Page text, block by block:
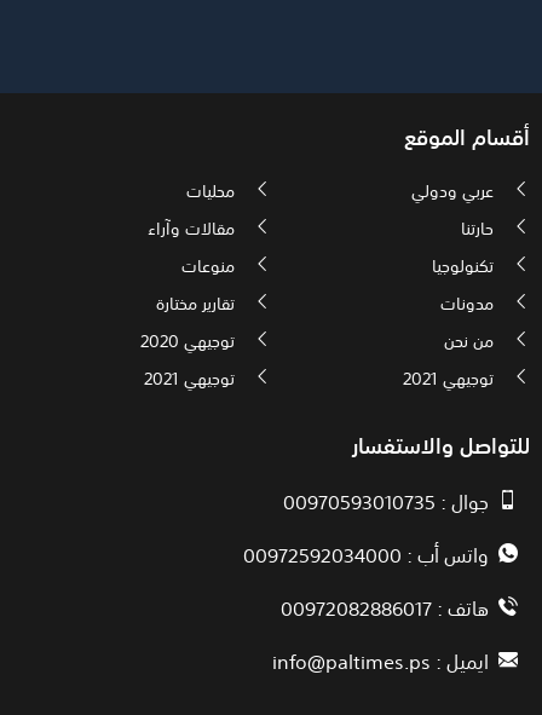
أقسام الموقع
عربي ودولي
محليات
حارتنا
مقالات وآراء
تكنولوجيا
منوعات
مدونات
تقارير مختارة
من نحن
توجيهي 2020
توجيهي 2021
توجيهي 2021
للتواصل والاستفسار
جوال : 00970593010735
واتس أب : 00972592034000
هاتف : 00972082886017
ايميل :info@paltimes.ps